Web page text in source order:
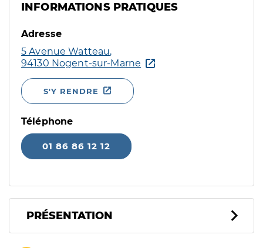
INFORMATIONS PRATIQUES
Adresse
5 Avenue Watteau,
94130 Nogent-sur-Marne
S'Y RENDRE
Téléphone
01 86 86 12 12
PRÉSENTATION